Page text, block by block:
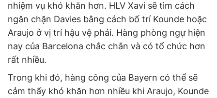
nhiệm vụ khó khăn hơn. HLV Xavi sẽ tìm cách
ngăn chặn Davies bằng cách bố trí Kounde hoặc
Araujo ở vị trí hậu vệ phải. Hàng phòng ngự hiện
nay của Barcelona chắc chắn và có tổ chức hơn
rất nhiều.
Trong khi đó, hàng công của Bayern có thể sẽ
cảm thấy khó khăn hơn nhiều khi Araujo, Kounde